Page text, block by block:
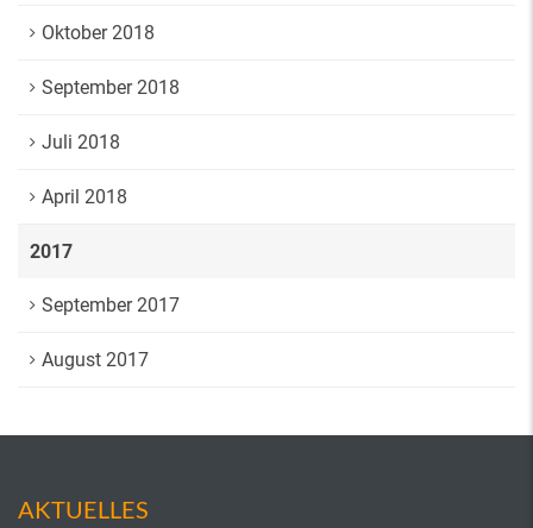
Oktober 2018
September 2018
Juli 2018
April 2018
2017
September 2017
August 2017
AKTUELLES